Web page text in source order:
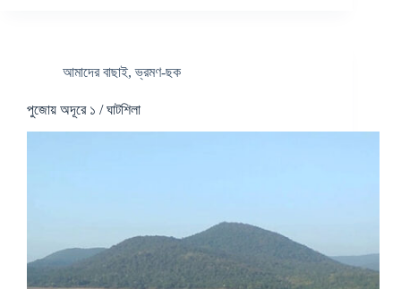
আমাদের বাছাই,ভ্রমণ-ছক
পুজোয় অদূরে ১ / ঘাটশিলা